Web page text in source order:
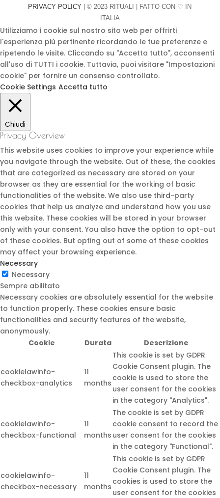
PRIVACY POLICY | © 2023 RITUALI | FATTO CON ♡ IN
ITALIA
Utilizziamo i cookie sul nostro sito web per offrirti
l'esperienza più pertinente ricordando le tue preferenze e
ripetendo le visite. Cliccando su "Accetta tutto", acconsenti
all'uso di TUTTI i cookie. Tuttavia, puoi visitare "Impostazioni
cookie" per fornire un consenso controllato.
Cookie Settings Accetta tutto
Chiudi
Privacy Overview
This website uses cookies to improve your experience while
you navigate through the website. Out of these, the cookies
that are categorized as necessary are stored on your
browser as they are essential for the working of basic
functionalities of the website. We also use third-party
cookies that help us analyze and understand how you use
this website. These cookies will be stored in your browser
only with your consent. You also have the option to opt-out
of these cookies. But opting out of some of these cookies
may affect your browsing experience.
Necessary
Necessary
Sempre abilitato
Necessary cookies are absolutely essential for the website
to function properly. These cookies ensure basic
functionalities and security features of the website,
anonymously.
Cookie
Durata Descrizione
cookielawinfo-
checkbox-analytics
11
months
This cookie is set by GDPR
Cookie Consent plugin. The
cookie is used to store the
user consent for the cookies
in the category "Analytics".
cookielawinfo-
checkbox-functional
11
months
The cookie is set by GDPR
cookie consent to record the
user consent for the cookies
in the category "Functional".
cookielawinfo-
checkbox-necessary
11
months
This cookie is set by GDPR
Cookie Consent plugin. The
cookies is used to store the
user consent for the cookies